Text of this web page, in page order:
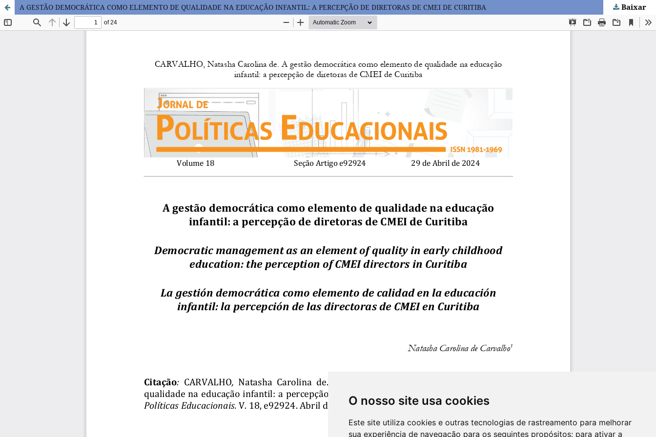
O nosso site usa cookies
Este site utiliza cookies e outras tecnologias de rastreamento para melhorar
sua experiência de navegação para os seguintes propósitos: para ativar a
A GESTÃO DEMOCRÁTICA COMO ELEMENTO DE QUALIDADE NA EDUCAÇÃO INFANTIL: A PERCEPÇÃO DE DIRETORAS DE CMEI DE CURITIBA Baixar